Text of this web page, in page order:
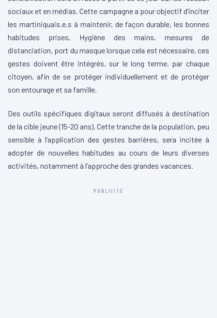
sociaux et en médias. Cette campagne a pour objectif d’inciter
les martiniquais.e.s à maintenir, de façon durable, les bonnes
habitudes prises. Hygiène des mains, mesures de
distanciation, port du masque lorsque cela est nécessaire, ces
gestes doivent être intégrés, sur le long terme, par chaque
citoyen, afin de se protéger individuellement et de protéger
son entourage et sa famille.
Des outils spécifiques digitaux seront diffusés à destination
de la cible jeune (15-20 ans). Cette tranche de la population, peu
sensible à l’application des gestes barrières, sera incitée à
adopter de nouvelles habitudes au cours de leurs diverses
activités, notamment à l’approche des grandes vacances.
PUBLICITÉ